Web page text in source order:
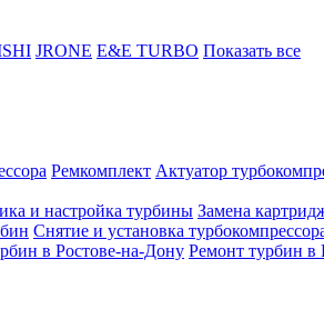
JRONE E&E TURBO Показать все
Ремкомплект Актуатор
и настройка турбины Замена
Снятие и установка
в Ростове-на-Дону Ремонт турбин в